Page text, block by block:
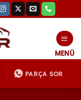
PARÇA SOR